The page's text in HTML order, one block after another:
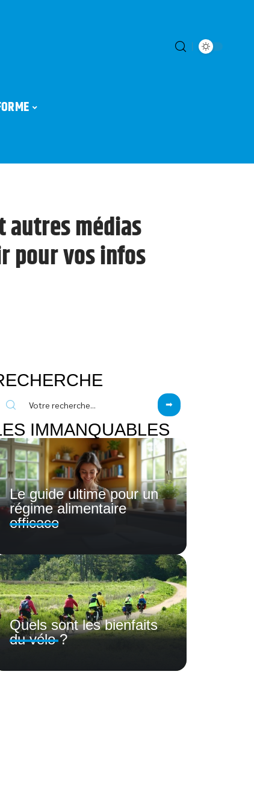
autres médias
pour vos infos
IMMANQUABLES
Le guide ultime pour un
régime alimentaire
efficace
Quels sont les bienfaits
du vélo ?